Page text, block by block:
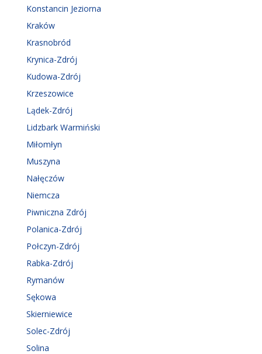
Konstancin Jeziorna
Kraków
Krasnobród
Krynica-Zdrój
Kudowa-Zdrój
Krzeszowice
Lądek-Zdrój
Lidzbark Warmiński
Miłomłyn
Muszyna
Nałęczów
Niemcza
Piwniczna Zdrój
Polanica-Zdrój
Połczyn-Zdrój
Rabka-Zdrój
Rymanów
Sękowa
Skierniewice
Solec-Zdrój
Solina